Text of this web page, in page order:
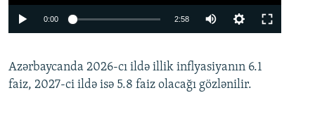
0:00 2:58
360p
480p
Azərbaycanda 2026-cı ildə illik inflyasiyanın 6.1
faiz, 2027-ci ildə isə 5.8 faiz olacağı gözlənilir.